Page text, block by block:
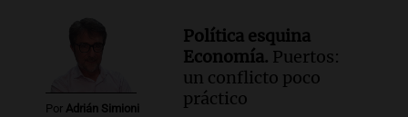
Por Adrián Simioni
Política esquina
Economía. Puertos:
un conflicto poco
práctico